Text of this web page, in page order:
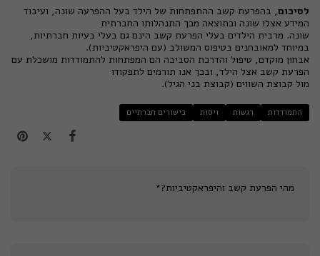
לסיכום, בהפרעת קשב ההתפתחות של הילד בעל ההפרעה שונה, ועיבוד
המידע אצלו שונה וכתוצאה מכך התנהלותו החברתית
שונה. מרבית הילדים בעלי הפרעת קשב הינם גם בעלי בעיות חברתיות,
במיוחד למאובחנים בטיפוס המשולב (עם היפראקטיביות).
אבחון מוקדם, טיפול והדרכת הסביבה הם המפתחות להתמודדות מושכלת עם
הפרעת קשב אצל הילד, ובכך אנו תורמים לתפקודו
מול קבוצת השווים (קבוצת בני הגיל).
התמודדות רגשות ויסות כישורים חברתיים
מהי הפרעת קשב והיפראקטיביות?*